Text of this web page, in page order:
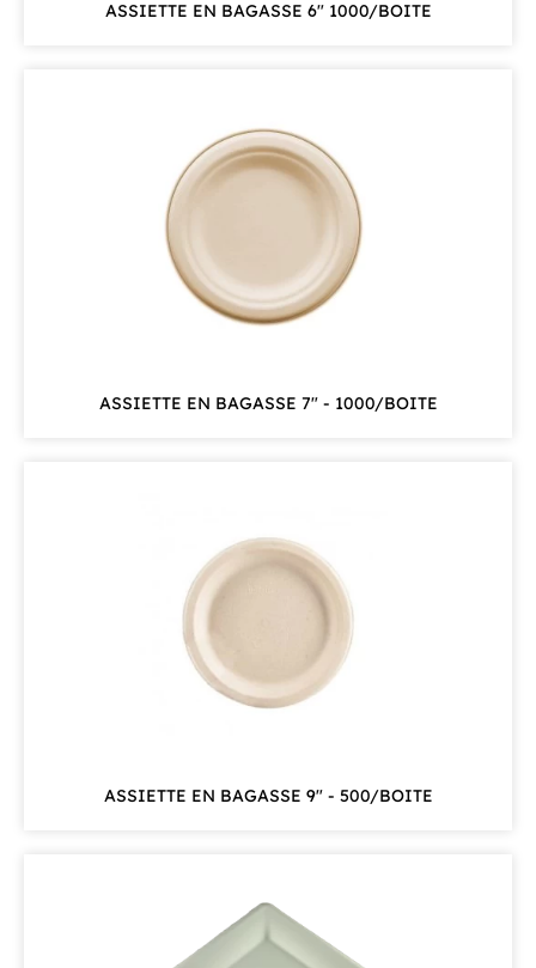
ASSIETTE EN BAGASSE 6" 1000/BOITE
ASSIETTE EN BAGASSE 7" - 1000/BOITE
ASSIETTE EN BAGASSE 9" - 500/BOITE